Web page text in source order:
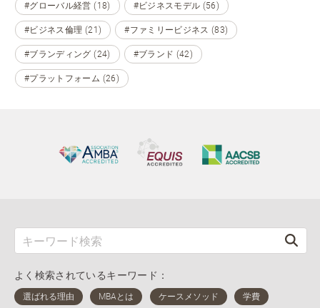
#グローバル経営 (18) #ビジネスモデル (56)
#ビジネス倫理 (21) #ファミリービジネス (83)
#ブランディング (24) #ブランド (42)
#プラットフォーム (26)
よく検索されているキーワード：